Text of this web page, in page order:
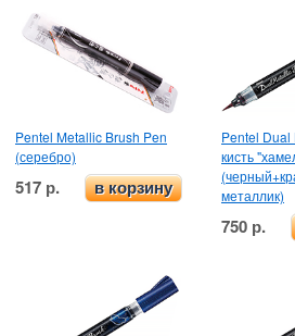
Pentel Metallic Brush Pen
(серебро)
517 р. в корзину
Pentel
кисть
металлик)
750 р.